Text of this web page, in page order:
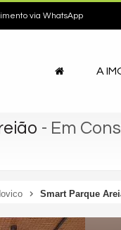
via WhatsApp
A
- Em
Smart Parque